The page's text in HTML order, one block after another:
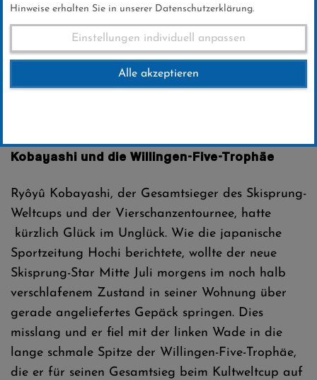
Weltcup-Splitter 08.08.2019
08 .August 2019
Kobayashi und die Willingen-Five-Trophäe
Ryôyû Kobayashi, der Gesamtsieger des Skisprung-
Weltcups und der Vierschanzentournee, hatte
kürzlich Glück im Unglück. Wie die japanische
Sportzeitung Hochi berichtete, wollte der neue
Skisprung-Star Mitte Juli morgens im noch halb
verschlafenem Zustand in seiner Wohnung über
gerade angeliefertes Gepäck springen. Dies
misslang und er fiel mit der linken Wade in die
lange schmale Spitze der Willingen-Five-Trophäe,
die er für seinen Gesamtsieg beim Kultweltcup auf
Hinweise erhalten Sie in unserer Datenschutzerklärung.
Einstellungen individuell anpassen
Alle akzeptieren